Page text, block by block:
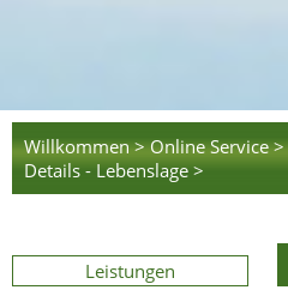
Willkommen > Online Service >
Details - Lebenslage >
Leistungen